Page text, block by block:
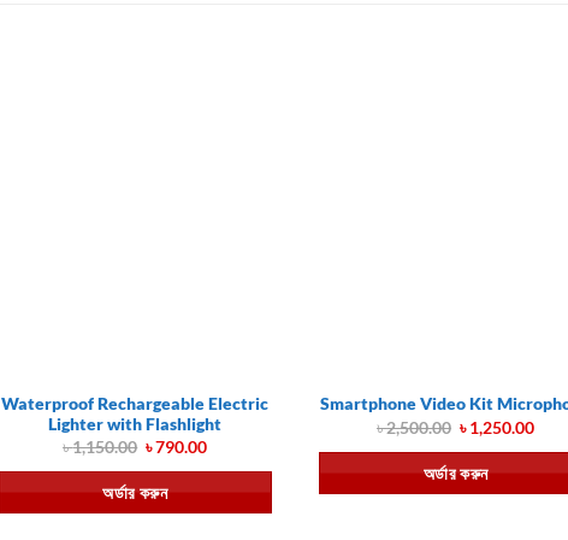
Waterproof Rechargeable Electric
Lighter with Flashlight
৳1,150.00 Original
was:
৳ 1,150.00.
৳790.00Current
is:
৳ 790.00.
অর্ডার করুন
Smartphone Video Kit
৳2,500.00 Original
price
was:
৳ 2,500.00.
৳1,250.00
is:
৳
অর্ডার করুন